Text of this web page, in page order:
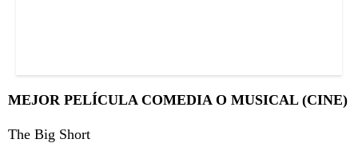
MEJOR PELÍCULA COMEDIA O MUSICAL (CINE)
The Big Short